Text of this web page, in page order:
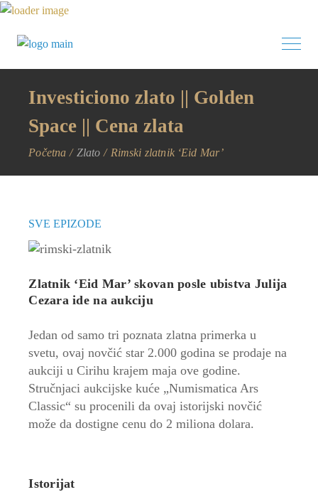
Investiciono zlato || Golden
Space || Cena zlata
Početna Zlato Rimski zlatnik ‘Eid Mar’
SVE EPIZODE
Zlatnik ‘Eid Mar’ skovan posle ubistva Julija
Cezara ide na aukciju
Jedan od samo tri poznata zlatna primerka u
svetu, ovaj novčić star 2.000 godina se prodaje na
aukciji u Cirihu krajem maja ove godine.
Stručnjaci aukcijske kuće „Numismatica Ars
Classic“ su procenili da ovaj istorijski novčić
može da dostigne cenu do 2 miliona dolara.
Istorijat